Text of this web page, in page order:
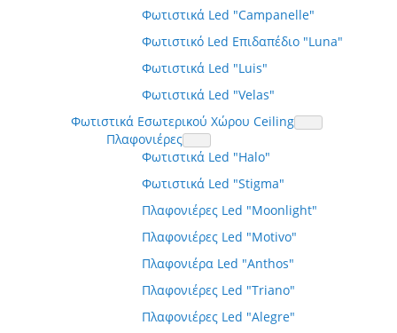
Φωτιστικά Led "Campanelle"
Φωτιστικό Led Επιδαπέδιο "Luna"
Φωτιστικά Led "Luis"
Φωτιστικά Led "Velas"
Φωτιστικά Εσωτερικού Χώρου Ceiling
Πλαφονιέρες
Φωτιστικά Led "Halo"
Φωτιστικά Led "Stigma"
Πλαφονιέρες Led "Moonlight"
Πλαφονιέρες Led "Motivo"
Πλαφονιέρα Led "Anthos"
Πλαφονιέρες Led "Triano"
Πλαφονιέρες Led "Alegre"